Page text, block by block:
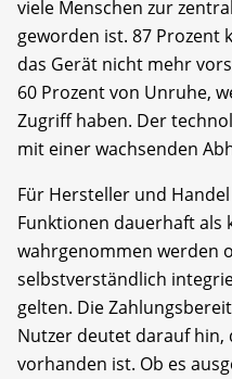
viele Menschen zur
geworden ist. 87 Prozent
das Gerät nicht mehr
60 Prozent von Unruhe,
Zugriff haben. Der
mit einer wachsenden
Für Hersteller und
Funktionen dauerhaft als
wahrgenommen werden
selbstverständlich
gelten. Die
Nutzer deutet darauf hin,
vorhanden ist. Ob es